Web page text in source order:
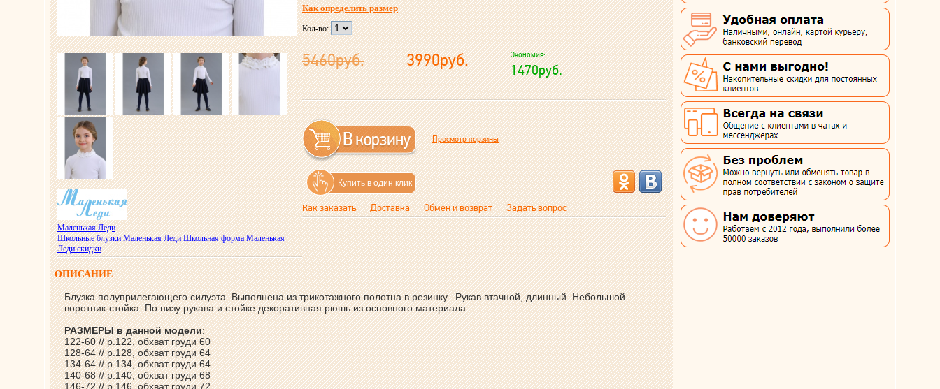
Маленькая Леди
Школьные блузки Маленькая Леди Школьная форма Маленькая
Леди скидки
Как определить размер
Кол-во:
5460руб. 3990руб. Экономия:
1470руб.
Просмотр корзины
Купить в один клик
Как заказать Доставка Обмен и возврат Задать вопрос
ОПИСАНИЕ
Блузка полуприлегающего силуэта. Выполнена из трикотажного полотна в резинку. Рукав втачной, длинный. Небольшой
воротник-стойка. По низу рукава и стойке декоративная рюшь из основного материала.
РАЗМЕРЫ в данной модели:
122-60 // р.122, обхват груди 60
128-64 // р.128, обхват груди 64
134-64 // р.134, обхват груди 64
140-68 // р.140, обхват груди 68
146-72 // р.146, обхват груди 72